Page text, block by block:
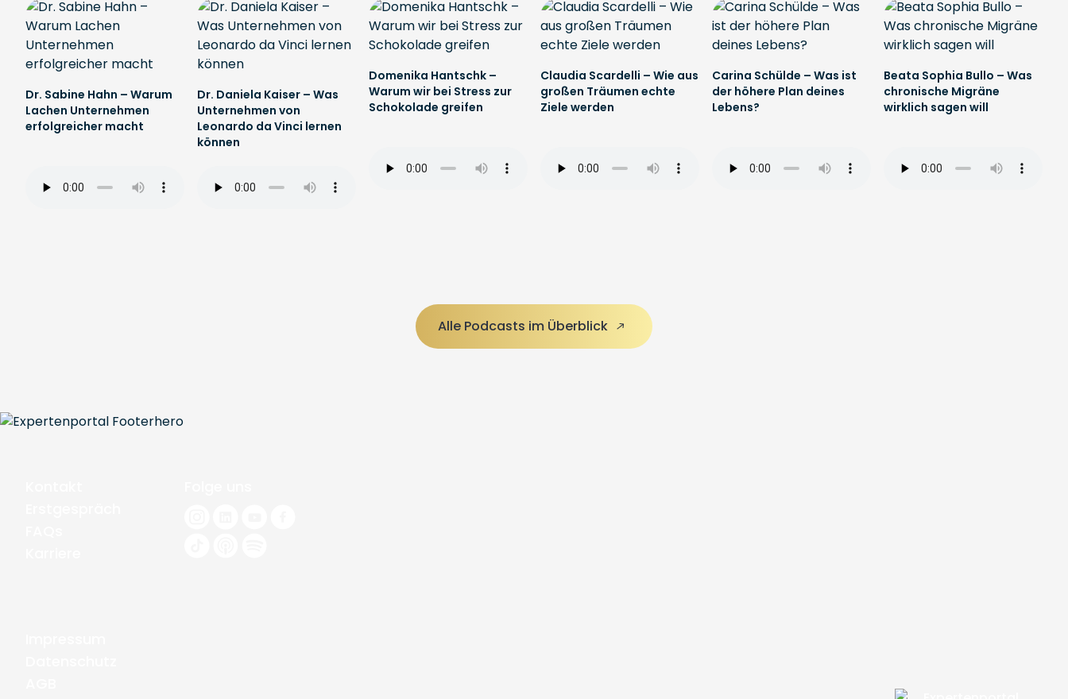
Dr. Sabine Hahn – Warum
Lachen Unternehmen
erfolgreicher macht
Dr. Daniela Kaiser – Was
Unternehmen von
Leonardo da Vinci lernen
können
Domenika Hantschk –
Warum wir bei Stress zur
Schokolade greifen
Claudia Scardelli – Wie aus
großen Träumen echte
Ziele werden
Carina Schülde – Was ist
der höhere Plan deines
Lebens?
Beata Sophia Bullo – Was
chronische Migräne
wirklich sagen will
Alle Podcasts im Überblick